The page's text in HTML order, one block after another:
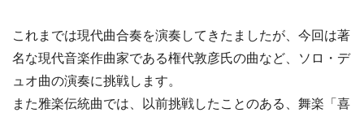
これまでは現代曲合奏を演奏してきたましたが、今回は著
名な現代音楽作曲家である権代敦彦氏の曲など、ソロ・デ
ュオ曲の演奏に挑戦します。
また雅楽伝統曲では、以前挑戦したことのある、舞楽「喜